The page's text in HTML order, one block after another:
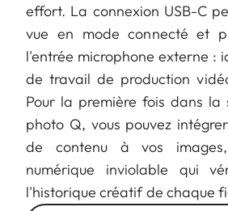
effort. La connexion USB-C
vue en mode connecté et
l'entrée microphone externe :
de travail de production
Pour la première fois dans la
photo Q, vous pouvez
de contenu à vos
numérique inviolable qui
l'historique créatif de chaque